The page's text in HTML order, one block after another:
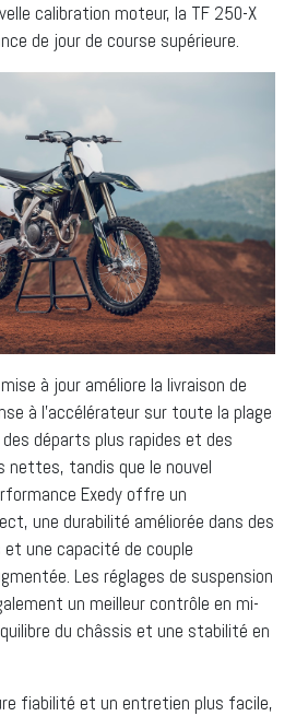
calibration moteur, la TF 250-X
de jour de course supérieure.
à jour améliore la livraison de
à l’accélérateur sur toute la plage
départs plus rapides et des
nettes, tandis que le nouvel
Exedy offre un
une durabilité améliorée dans des
une capacité de couple
Les réglages de suspension
un meilleur contrôle en mi-
du châssis et une stabilité en
fiabilité et un entretien plus facile,